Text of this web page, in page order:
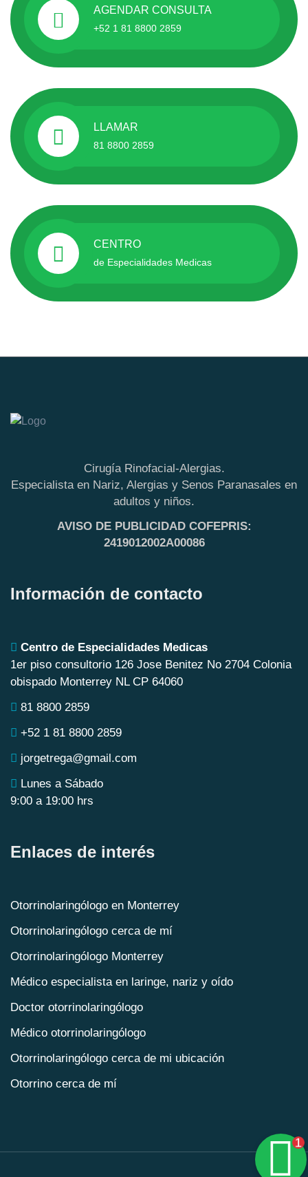
1
AGENDAR CONSULTA
+52 1 81 8800 2859
LLAMAR
81 8800 2859
CENTRO
de Especialidades Medicas
Cirugía Rinofacial-Alergias.
Especialista en Nariz, Alergias y Senos Paranasales en
adultos y niños.
AVISO DE PUBLICIDAD COFEPRIS:
2419012002A00086
Información de contacto
Centro de Especialidades Medicas
1er piso consultorio 126 Jose Benitez No 2704 Colonia
obispado Monterrey NL CP 64060
81 8800 2859
+52 1 81 8800 2859
jorgetrega@gmail.com
Lunes a Sábado
9:00 a 19:00 hrs
Enlaces de interés
Otorrinolaringólogo en Monterrey
Otorrinolaringólogo cerca de mí
Otorrinolaringólogo Monterrey
Médico especialista en laringe, nariz y oído
Doctor otorrinolaringólogo
Médico otorrinolaringólogo
Otorrinolaringólogo cerca de mi ubicación
Otorrino cerca de mí